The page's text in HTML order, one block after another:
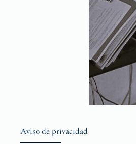
Aviso de privacidad